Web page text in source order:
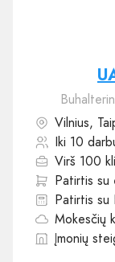
Vilnius,
Iki 10
Virš 100
Patirtis su
Patirtis su
Mokesčių
Įmonių